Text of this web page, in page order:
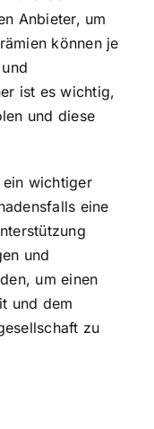
Anbieter, um
können je
ist es wichtig,
und diese
ein wichtiger
eine
und
um einen
und dem
zu